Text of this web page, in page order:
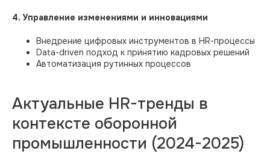
4. Управление изменениями и инновациями
Внедрение цифровых инструментов в HR-процессы
Data-driven подход к принятию кадровых решений
Автоматизация рутинных процессов
Актуальные HR-тренды в
контексте оборонной
промышленности (2024-2025)